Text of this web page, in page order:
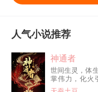
人气小说推荐
神通者
世间生灵，体
掌伟力，化火
神。 此为，神